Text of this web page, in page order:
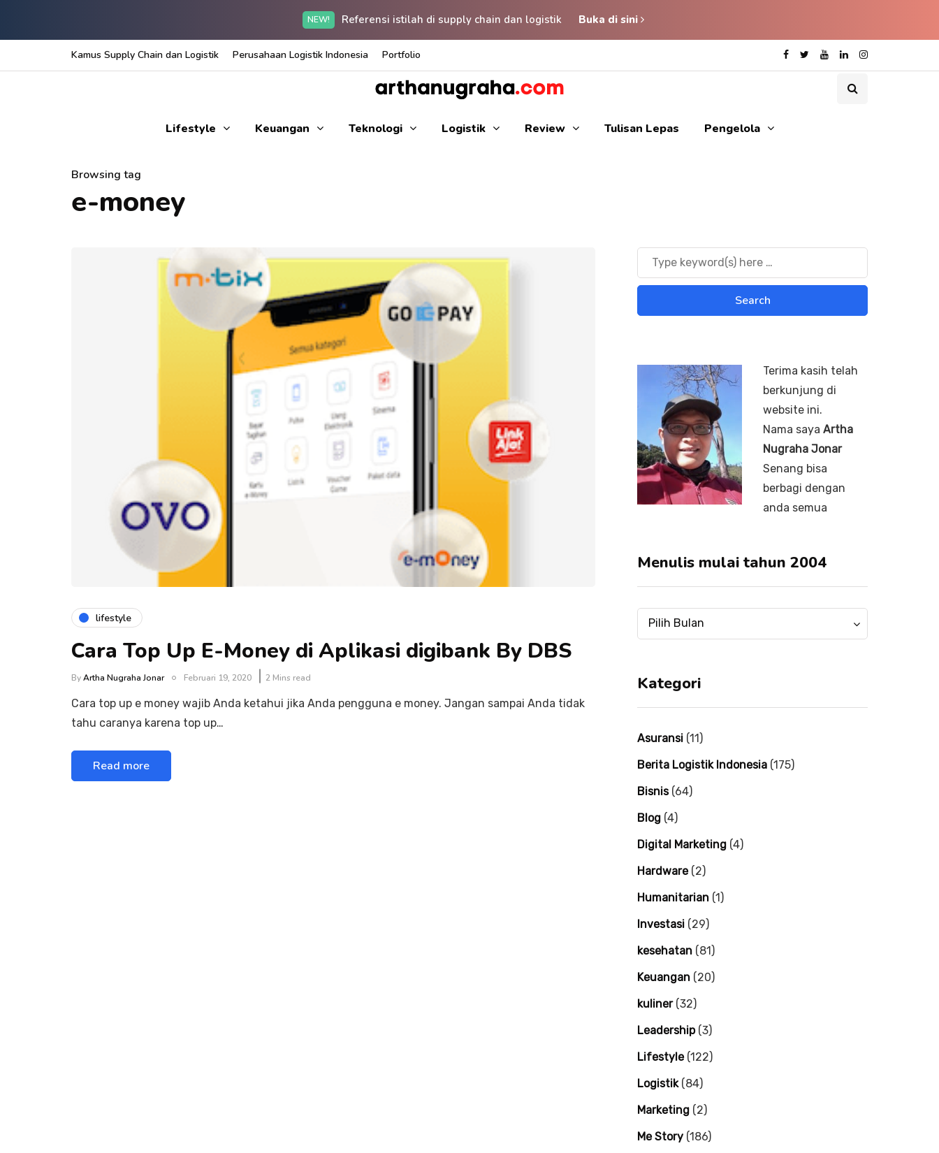
NEW! Referensi istilah di supply chain dan logistik Buka di sini
Kamus Supply Chain dan Logistik Perusahaan Logistik Indonesia Portfolio
Lifestyle Keuangan Teknologi Logistik Review Tulisan Lepas Pengelola
Browsing tag
e-money
lifestyle
Cara Top Up E-Money di Aplikasi digibank By DBS
ByArtha Nugraha Jonar Februari 19, 2020 2 Mins read
Cara top up e money wajib Anda ketahui jika Anda pengguna e money. Jangan sampai Anda tidak
tahu caranya karena top up…
Read more
Terima kasih telah
berkunjung di
website ini.
Nama saya Artha
Nugraha Jonar
Senang bisa
berbagi dengan
anda semua
Menulis mulai tahun 2004
Menulis
mulai
2004
Pilih Bulan
Menulis
mulai
2004
Kategori
Asuransi (11)
Berita Logistik Indonesia (175)
Bisnis(64)
Blog (4)
Digital Marketing (4)
Hardware(2)
Humanitarian (1)
Investasi (29)
kesehatan (81)
Keuangan (20)
kuliner(32)
Leadership(3)
Lifestyle(122)
Logistik(84)
Marketing (2)
Me Story (186)